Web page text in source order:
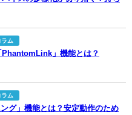
ム
」機能とは？
ム
グ」機能とは？安定動作のため